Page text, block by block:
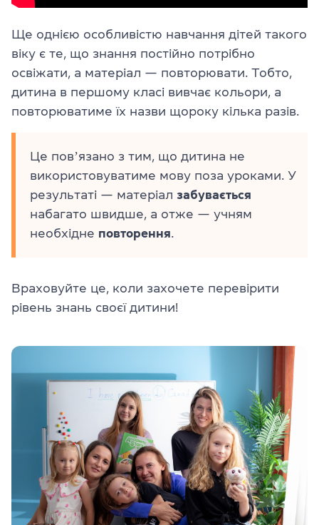
Ще однією особливістю навчання дітей такого
віку є те, що знання постійно потрібно
освіжати, а матеріал — повторювати. Тобто,
дитина в першому класі вивчає кольори, а
повторюватиме їх назви щороку кілька разів.
Це повʼязано з тим, що дитина не
використовуватиме мову поза уроками. У
результаті — матеріал забувається
набагато швидше, а отже — учням
необхідне повторення
Враховуйте це, коли захочете перевірити
рівень знань своєї дитини!